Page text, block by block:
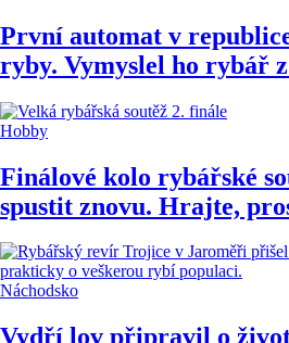
První automat v
ryby. Vymyslel ho rybář
Hobby
Finálové kolo rybářské
spustit znovu. Hrajte,
Náchodsko
Vydří lov připravil o